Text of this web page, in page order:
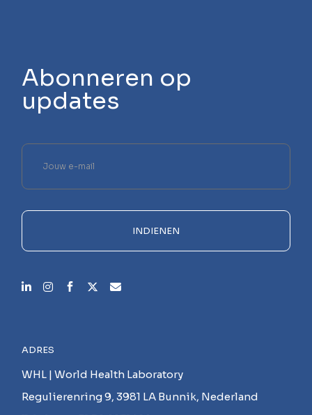
Abonneren op
updates
Laat
veld
INDIENEN
ADRES
WHL | World Health Laboratory
Regulierenring 9, 3981 LA Bunnik, Nederland